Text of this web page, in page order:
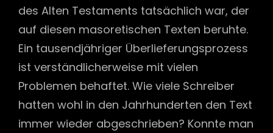
des Alten Testaments tatsächlich war, der
auf diesen masoretischen Texten beruhte.
Ein tausendjähriger Überlieferungsprozess
ist verständlicherweise mit vielen
Problemen behaftet. Wie viele Schreiber
hatten wohl in den Jahrhunderten den Text
immer wieder abgeschrieben? Konnte man